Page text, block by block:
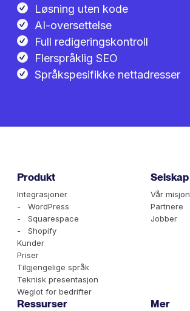
Løsning uten kode
AI-oversettelse
Full redigeringskontroll
Flerspråklig SEO
Språkspesifikke nettadresser
Produkt
Integrasjoner
- WordPress
- Squarespace
- Shopify
Kunder
Priser
Tilgjengelige språk
Teknisk presentasjon
Weglot for bedrifter
Selskap
Vår misjon
Partnere
Jobber
Ressurser Mer